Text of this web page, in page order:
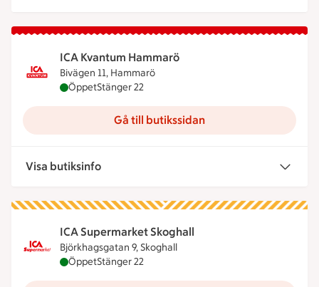
ICA Kvantum Hammarö
Bivägen 11, Hammarö
ICA Kvantum Hammarö är öppen nu, stänger
ÖppetStänger 22
Gå till butikssidan
Visa butiksinfo
ICA Supermarket Skoghall
Björkhagsgatan 9, Skoghall
ICA Supermarket Skoghall är öppen nu, stänger
ÖppetStänger 22